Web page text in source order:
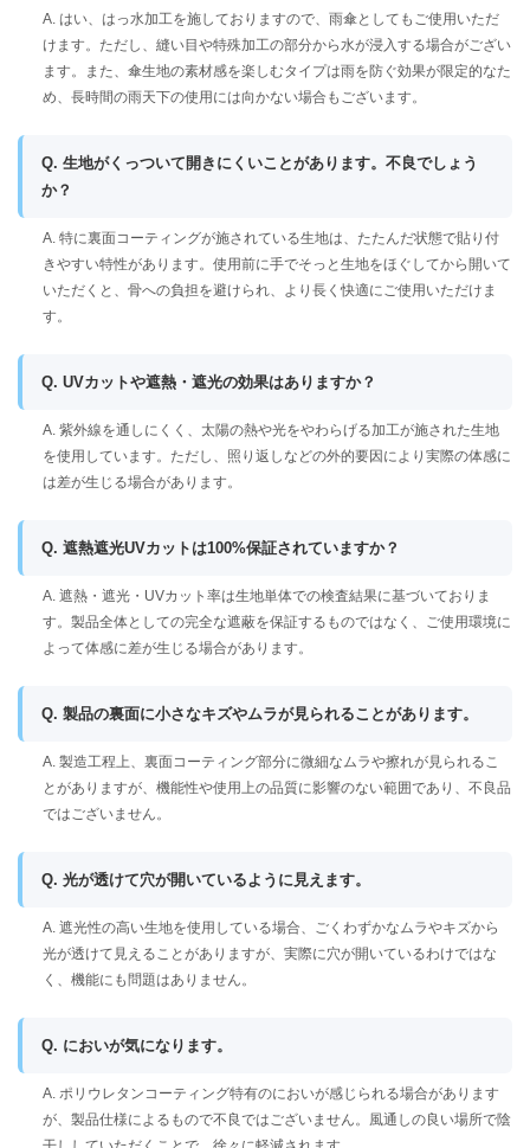
A. はい、はっ水加工を施しておりますので、雨傘としてもご使用いただ
けます。ただし、縫い目や特殊加工の部分から水が浸入する場合がござい
ます。また、傘生地の素材感を楽しむタイプは雨を防ぐ効果が限定的なた
め、長時間の雨天下の使用には向かない場合もございます。
Q. 生地がくっついて開きにくいことがあります。不良でしょう
か？
A. 特に裏面コーティングが施されている生地は、たたんだ状態で貼り付
きやすい特性があります。使用前に手でそっと生地をほぐしてから開いて
いただくと、骨への負担を避けられ、より長く快適にご使用いただけま
す。
Q. UVカットや遮熱・遮光の効果はありますか？
A. 紫外線を通しにくく、太陽の熱や光をやわらげる加工が施された生地
を使用しています。ただし、照り返しなどの外的要因により実際の体感に
は差が生じる場合があります。
Q. 遮熱遮光UVカットは100%保証されていますか？
A. 遮熱・遮光・UVカット率は生地単体での検査結果に基づいておりま
す。製品全体としての完全な遮蔽を保証するものではなく、ご使用環境に
よって体感に差が生じる場合があります。
Q. 製品の裏面に小さなキズやムラが見られることがあります。
A. 製造工程上、裏面コーティング部分に微細なムラや擦れが見られるこ
とがありますが、機能性や使用上の品質に影響のない範囲であり、不良品
ではございません。
Q. 光が透けて穴が開いているように見えます。
A. 遮光性の高い生地を使用している場合、ごくわずかなムラやキズから
光が透けて見えることがありますが、実際に穴が開いているわけではな
く、機能にも問題はありません。
Q. においが気になります。
A. ポリウレタンコーティング特有のにおいが感じられる場合があります
が、製品仕様によるもので不良ではございません。風通しの良い場所で陰